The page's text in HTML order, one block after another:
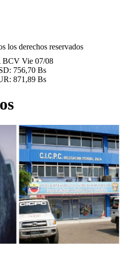
los derechos reservados
BCV Vie 07/08
756,70 Bs
871,89 Bs